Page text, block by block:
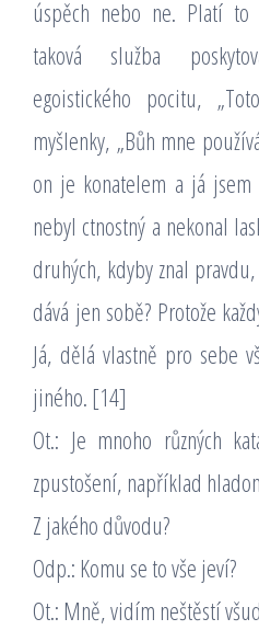
úspěch nebo ne. Platí to
taková služba
egoistického pocitu,
myšlenky, „Bůh mne
on je konatelem a já
nebyl ctnostný a nekonal
druhých, kdyby znal
dává jen sobě? Protože
Já, dělá vlastně pro sebe
jiného. [14]
Ot.: Je mnoho různých
zpustošení, například
Z jakého důvodu?
Odp.: Komu se to vše jeví?
Ot.: Mně, vidím neštěstí